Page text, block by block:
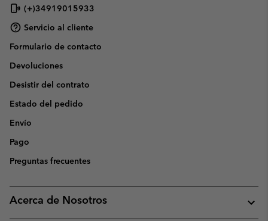
(+)34919015933
Servicio al cliente
Formulario de contacto
Devoluciones
Desistir del contrato
Estado del pedido
Envío
Pago
Preguntas frecuentes
Acerca de Nosotros